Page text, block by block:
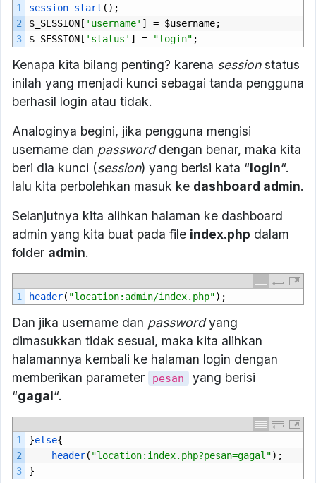
1
2
3
session_start ();
$ _SESSION [ 'username' ] = $username;
$ _SESSION [ 'status' ] = "login" ;
Kenapa kita bilang penting? karena sessionstatus
inilah yang menjadi kunci sebagai tanda pengguna
berhasil login atau tidak.
Analoginya begini, jika pengguna mengisi
username dan passworddengan benar, maka kita
beri dia kunci (session) yang berisi kata “login“.
lalu kita perbolehkan masuk ke dashboard admin.
Selanjutnya kita alihkan halaman ke dashboard
admin yang kita buat pada file index.php dalam
folder admin.
1 header( "location:admin/index.php");
Dan jika username dan passwordyang
dimasukkan tidak sesuai, maka kita alihkan
halamannya kembali ke halaman login dengan
memberikan parameter
pesan
yang berisi
“gagal“.
1
2
3
}else{
header( "location:index.php?pesan=gagal");
}